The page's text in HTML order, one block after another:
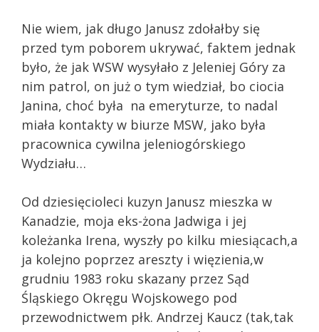
Nie wiem, jak długo Janusz zdołałby się
przed tym poborem ukrywać, faktem jednak
było, że jak WSW wysyłało z Jeleniej Góry za
nim patrol, on już o tym wiedział, bo ciocia
Janina, choć była na emeryturze, to nadal
miała kontakty w biurze MSW, jako była
pracownica cywilna jeleniogórskiego
Wydziału…
Od dziesięcioleci kuzyn Janusz mieszka w
Kanadzie, moja eks-żona Jadwiga i jej
koleżanka Irena, wyszły po kilku miesiącach,a
ja kolejno poprzez areszty i więzienia,w
grudniu 1983 roku skazany przez Sąd
Śląskiego Okręgu Wojskowego pod
przewodnictwem płk. Andrzej Kaucz (tak,tak